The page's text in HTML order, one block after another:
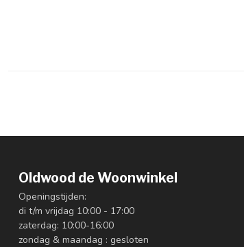
Oldwood de Woonwinkel
Openingstijden:
di t/m vrijdag 10:00 - 17:00
zaterdag: 10:00-16:00
zondag & maandag : gesloten